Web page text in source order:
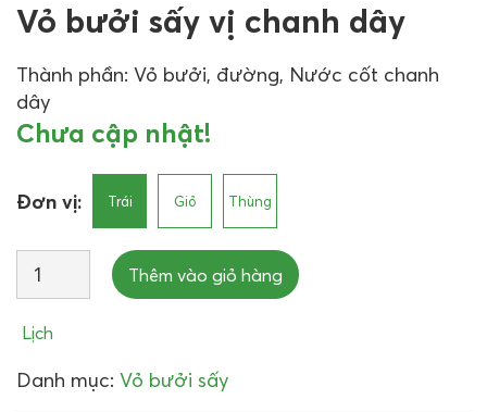
Vỏ bưởi sấy vị chanh dây
Thành phần: Vỏ bưởi, đường, Nước cốt chanh
dây
Chưa cập nhật!
Đơn vị: Trái Giỏ Thùng
Thêm vào giỏ hàng
Lịch
Danh mục: Vỏ bưởi sấy